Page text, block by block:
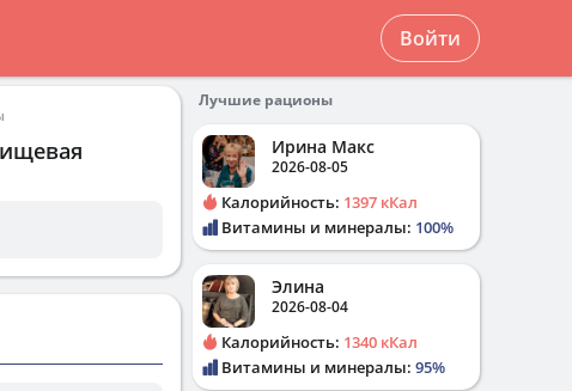
Войти
Лучшие рационы
Ирина Макс
2026-08-05
Калорийность: 1397 кКал
Витамины и минералы: 100%
Элина
2026-08-04
Калорийность: 1340 кКал
Витамины и минералы: 95%